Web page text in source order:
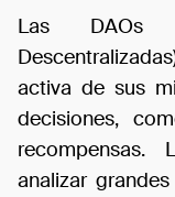
Las DAOs
activa de sus
decisiones,
recompensas.
analizar